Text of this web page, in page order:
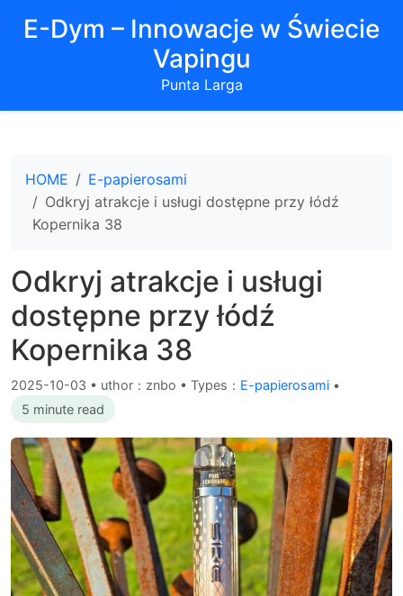
E-Dym – Innowacje w Świecie
Vapingu
Punta Larga
HOME
E-papierosami
Odkryj atrakcje i usługi dostępne przy łódź
Kopernika 38
Odkryj atrakcje i usługi
dostępne przy łódź
Kopernika 38
2025-10-03 • uthor：znbo • Types： E-papierosami •
5 minute read